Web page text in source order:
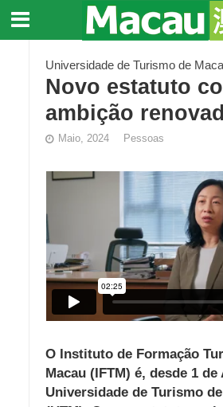
Universidade de Turismo de
Novo estatuto
ambição
Maio, 2024 Pessoas
O Instituto de Formação
Macau (IFTM) é, desde 1
Universidade de Turismo